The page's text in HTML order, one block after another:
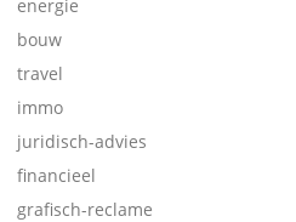
energie
bouw
travel
immo
juridisch-advies
financieel
grafisch-reclame